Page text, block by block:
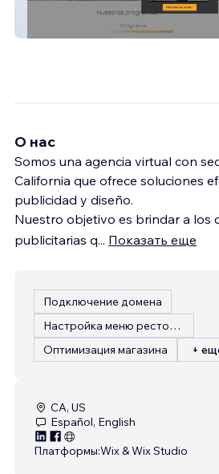
О нас
Somos una agencia virtual con
California que ofrece soluciones
publicidad y diseño.
Nuestro objetivo es brindar a los
publicitarias q... Показать еще
Подключение домена
Настройка меню ресторана
Оптимизация магазина
+
CA, US
Español, English
Платформы:Wix & Wix Studio